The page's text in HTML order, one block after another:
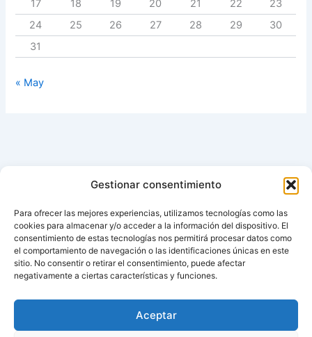
Gestionar consentimiento
Para ofrecer las mejores experiencias, utilizamos tecnologías como las
cookies para almacenar y/o acceder a la información del dispositivo. El
consentimiento de estas tecnologías nos permitirá procesar datos como
el comportamiento de navegación o las identificaciones únicas en este
sitio. No consentir o retirar el consentimiento, puede afectar
negativamente a ciertas características y funciones.
Aceptar
17
18 19 20 21 22
23
24
25 26 27 28 29
30
31
« May
Contacto